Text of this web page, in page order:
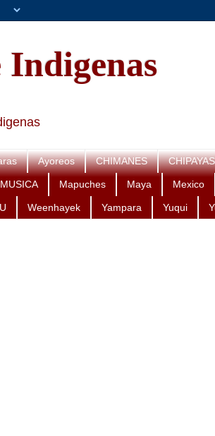
Indigenas
Ayoreos CHIMANES CHIPAYAS
MUSICA Mapuches Maya Mexico
Weenhayek Yampara Yuqui